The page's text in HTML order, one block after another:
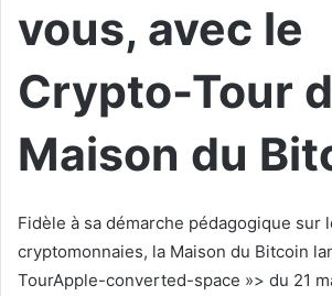
vous, avec le
Crypto-Tour
Maison du
Fidèle à sa démarche pédagogique sur
cryptomonnaies, la Maison du Bitcoin
TourApple-converted-space »> du 21